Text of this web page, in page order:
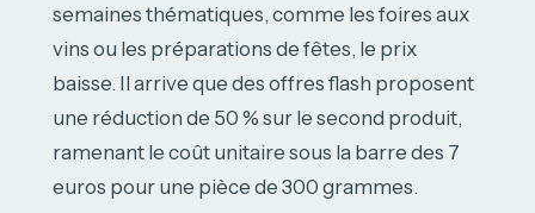
semaines thématiques, comme les foires aux
vins ou les préparations de fêtes, le prix
baisse. Il arrive que des offres flash proposent
une réduction de 50 % sur le second produit,
ramenant le coût unitaire sous la barre des 7
euros pour une pièce de 300 grammes.